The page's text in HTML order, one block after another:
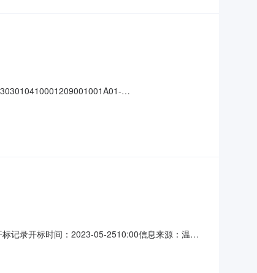
记录开标时间：2023-05-2510:00信息来源：温州